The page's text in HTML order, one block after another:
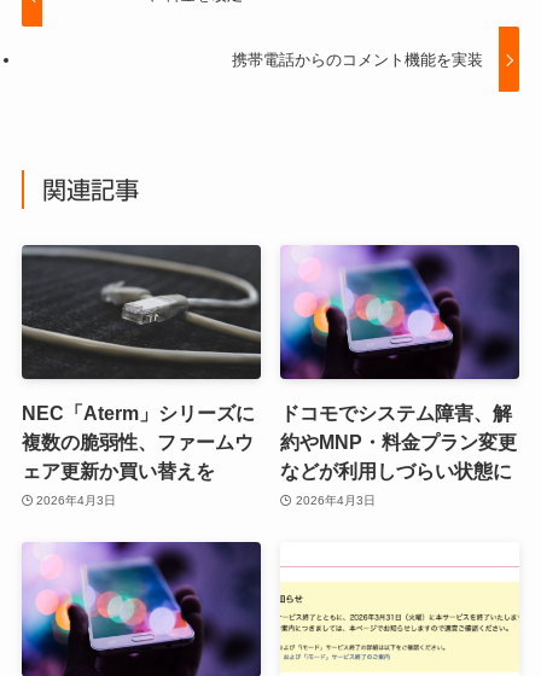
携帯電話からのコメント機能を実装
関連記事
NEC「Aterm」シリーズに
複数の脆弱性、ファームウ
ェア更新か買い替えを
2026年4月3日
ドコモでシステム障害、解
約やMNP・料金プラン変更
などが利用しづらい状態に
2026年4月3日